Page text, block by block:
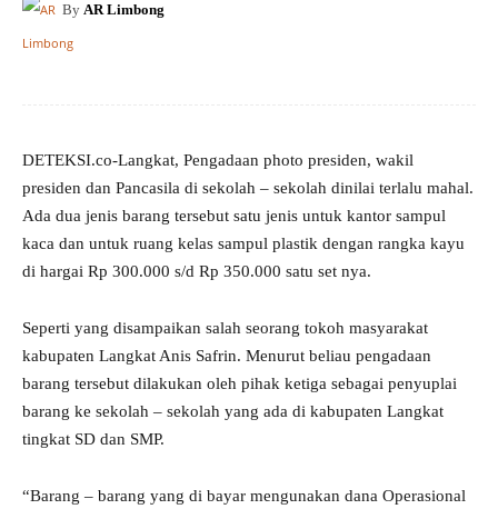
By AR Limbong
DETEKSI.co-Langkat, Pengadaan photo presiden, wakil
presiden dan Pancasila di sekolah – sekolah dinilai terlalu mahal.
Ada dua jenis barang tersebut satu jenis untuk kantor sampul
kaca dan untuk ruang kelas sampul plastik dengan rangka kayu
di hargai Rp 300.000 s/d Rp 350.000 satu set nya.
Seperti yang disampaikan salah seorang tokoh masyarakat
kabupaten Langkat Anis Safrin. Menurut beliau pengadaan
barang tersebut dilakukan oleh pihak ketiga sebagai penyuplai
barang ke sekolah – sekolah yang ada di kabupaten Langkat
tingkat SD dan SMP.
“Barang – barang yang di bayar mengunakan dana Operasional